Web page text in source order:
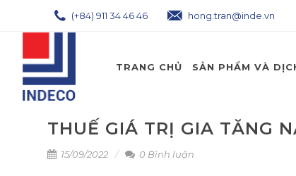
(+84) 911 34 46 46 hong.tran@inde.vn
TRANG CHỦ SẢN PHẨM VÀ
THUẾ GIÁ TRỊ GIA TĂNG
15/09/2022 0 Bình luận